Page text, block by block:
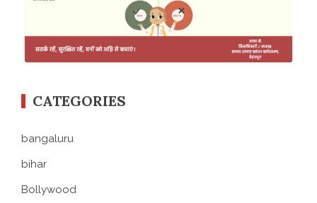
CATEGORIES
bangaluru
bihar
Bollywood